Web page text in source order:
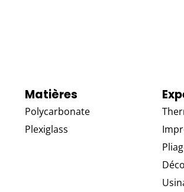
Matières
Polycarbonate
Plexiglass